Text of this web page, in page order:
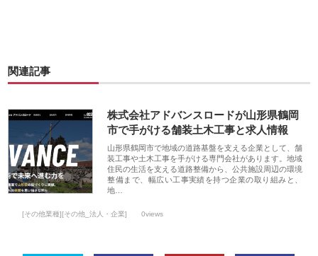
関連記事
株式会社アドバンスロードが山形県鶴岡
市で手がける舗装土木工事と求人情報
山形県鶴岡市で地域の道路基盤を支える企業として、舗
装工事や土木工事を手がける専門会社があります。地域
住民の生活を支える道路整備から、公共施設周辺の環境
整備まで、幅広い工事実績を持つ企業の取り組みと、
地…
[その他業種][その他_法人・企業] 0views